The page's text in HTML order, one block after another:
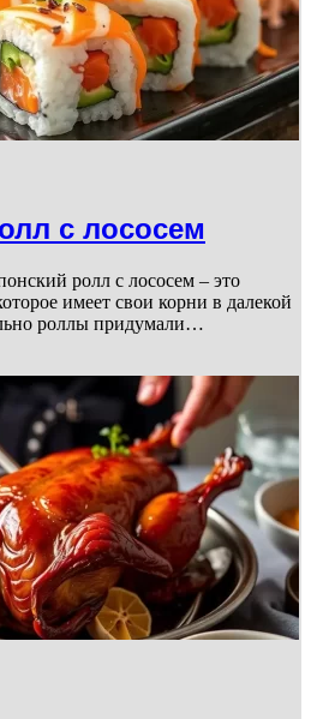
с лососем
ролл с лососем – это
имеет свои корни в далекой
роллы придумали…